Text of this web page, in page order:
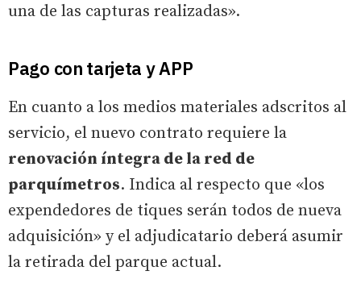
una de las capturas realizadas».
Pago con tarjeta y APP
En cuanto a los medios materiales adscritos al
servicio, el nuevo contrato requiere la
renovación íntegra de la red de
parquímetros. Indica al respecto que «los
expendedores de tiques serán todos de nueva
adquisición» y el adjudicatario deberá asumir
la retirada del parque actual.